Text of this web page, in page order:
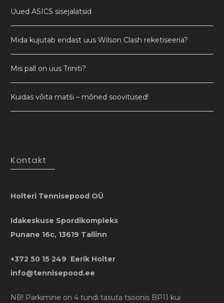
Uued ASICS sisejalatsid
Mida kujutab endast uus Wilson Clash reketiseeria?
Mis pall on uus Triniti?
Kuidas võita matši – mõned soovitused!
Kontakt
Holteri Tennisepood OÜ
Idakeskuse Spordikompleks
Punane 16c, 13619 Tallinn
+372 50 15 249 Eerik Holter
info@tennisepood.ee
NB! Parkimine on 4 tundi tasuta tsoonis BP11 kui